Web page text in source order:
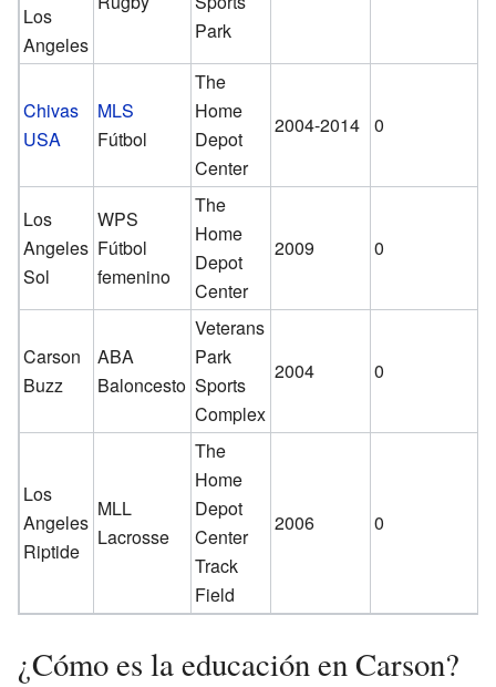
Los
Angeles
Park
Chivas
USA
MLS
Fútbol
The
Home
Depot
Center
2004-2014 0
Los
Angeles
Sol
WPS
Fútbol
femenino
The
Home
Depot
Center
2009 0
Carson
Buzz
ABA
Baloncesto
Veterans
Park
Sports
Complex
2004 0
Los
Angeles
Riptide
MLL
Lacrosse
The
Home
Depot
Center
Track
Field
2006 0
¿Cómo es la educación en Carson?